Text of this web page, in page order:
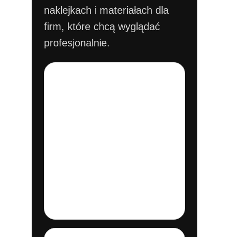
naklejkach i materiałach dla
firm, które chcą wyglądać
profesjonalnie.